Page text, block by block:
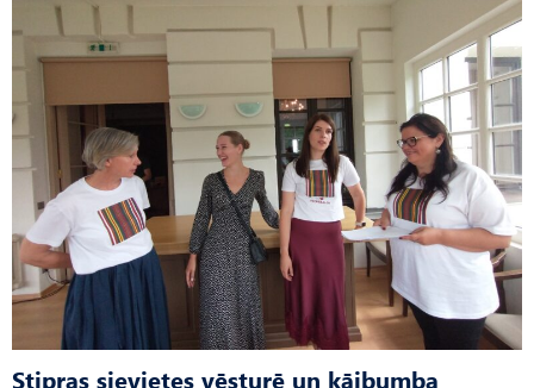
Stipras sievietes vēsturē un kājbumba